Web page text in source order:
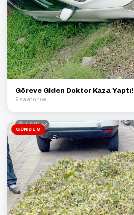
Göreve Giden Doktor Kaza Yaptı!
9 saat önce
GÜNDEM